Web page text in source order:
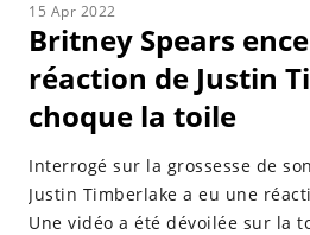
15 Apr 2022
Britney Spears
réaction de Justin
choque la toile
Interrogé sur la grossesse de
Justin Timberlake a eu une
Une vidéo a été dévoilée sur la